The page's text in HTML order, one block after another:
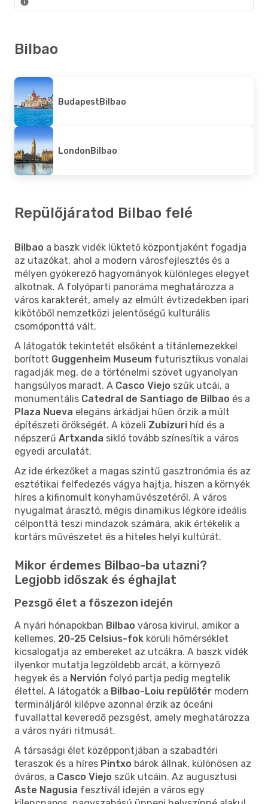
Bilbao
BudapestBilbao
LondonBilbao
Repülőjáratod Bilbao felé
Bilbao a baszk vidék lüktető központjaként fogadja
az utazókat, ahol a modern városfejlesztés és a
mélyen gyökerező hagyományok különleges elegyet
alkotnak. A folyóparti panoráma meghatározza a
város karakterét, amely az elmúlt évtizedekben ipari
kikötőből nemzetközi jelentőségű kulturális
csomóponttá vált.
A látogatók tekintetét elsőként a titánlemezekkel
borított Guggenheim Museum futurisztikus vonalai
ragadják meg, de a történelmi szövet ugyanolyan
hangsúlyos maradt. A Casco Viejo szűk utcái, a
monumentális Catedral de Santiago de Bilbao és a
Plaza Nueva elegáns árkádjai hűen őrzik a múlt
építészeti örökségét. A közeli Zubizuri híd és a
népszerű Artxanda sikló tovább színesítik a város
egyedi arculatát.
Az ide érkezőket a magas szintű gasztronómia és az
esztétikai felfedezés vágya hajtja, hiszen a környék
híres a kifinomult konyhaművészetéről. A város
nyugalmat árasztó, mégis dinamikus légköre ideális
célponttá teszi mindazok számára, akik értékelik a
kortárs művészetet és a hiteles helyi kultúrát.
Mikor érdemes Bilbao-ba utazni?
Legjobb időszak és éghajlat
Pezsgő élet a főszezon idején
A nyári hónapokban Bilbao városa kivirul, amikor a
kellemes, 20-25 Celsius-fok körüli hőmérséklet
kicsalogatja az embereket az utcákra. A baszk vidék
ilyenkor mutatja legzöldebb arcát, a környező
hegyek és a Nervión folyó partja pedig megtelik
élettel. A látogatók a Bilbao-Loiu repülőtér modern
termináljáról kilépve azonnal érzik az óceáni
fuvallattal keveredő pezsgést, amely meghatározza
a város nyári ritmusát.
A társasági élet középpontjában a szabadtéri
teraszok és a híres Pintxo bárok állnak, különösen az
óváros, a Casco Viejo szűk utcáin. Az augusztusi
Aste Nagusia fesztivál idején a város egy